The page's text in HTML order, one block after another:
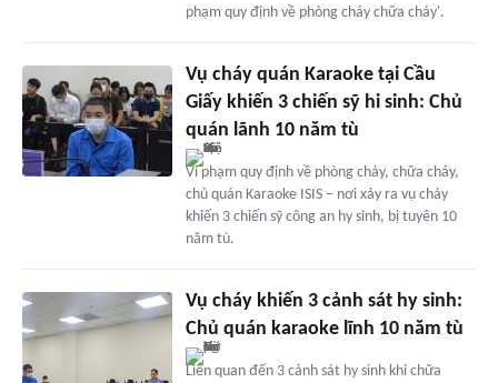
phạm quy định về phòng cháy chữa cháy'.
Vụ cháy quán Karaoke tại Cầu
Giấy khiến 3 chiến sỹ hi sinh: Chủ
quán lãnh 10 năm tù
Vi phạm quy định về phòng cháy, chữa cháy,
chủ quán Karaoke ISIS – nơi xảy ra vụ cháy
khiến 3 chiến sỹ công an hy sinh, bị tuyên 10
năm tù.
Vụ cháy khiến 3 cảnh sát hy sinh:
Chủ quán karaoke lĩnh 10 năm tù
Liên quan đến 3 cảnh sát hy sinh khi chữa